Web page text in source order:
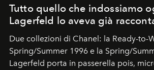
Tutto quello che indossiamo
Lagerfeld lo aveva già
Due collezioni di Chanel: la Ready-to-
Spring/Summer 1996 e la Spring/
Lagerfeld porta in passerella pois,